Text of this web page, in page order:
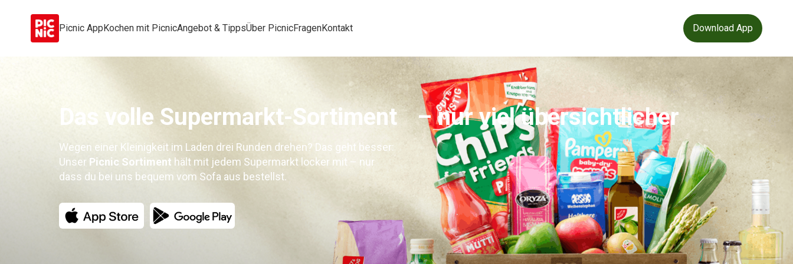
Picnic AppKochen mit PicnicAngebot & TippsÜber PicnicFragenKontakt Download App
Das volle Supermarkt-Sortiment – nur viel übersichtlicher
Wegen einer Kleinigkeit im Laden drei Runden drehen? Das geht besser:
Unser Picnic Sortiment hält mit jedem Supermarkt locker mit – nur
dass du bei uns bequem vom Sofa aus bestellst.